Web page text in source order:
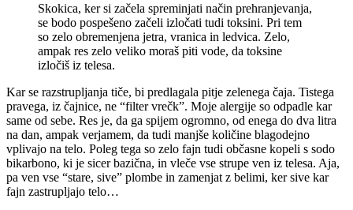
Skokica, ker si začela spreminjati način prehranjevanja,
se bodo pospešeno začeli izločati tudi toksini. Pri tem
so zelo obremenjena jetra, vranica in ledvica. Zelo,
ampak res zelo veliko moraš piti vode, da toksine
izločiš iz telesa.
Kar se razstrupljanja tiče, bi predlagala pitje zelenega čaja. Tistega
pravega, iz čajnice, ne “filter vrečk”. Moje alergije so odpadle kar
same od sebe. Res je, da ga spijem ogromno, od enega do dva litra
na dan, ampak verjamem, da tudi manjše količine blagodejno
vplivajo na telo. Poleg tega so zelo fajn tudi občasne kopeli s sodo
bikarbono, ki je sicer bazična, in vleče vse strupe ven iz telesa. Aja,
pa ven vse “stare, sive” plombe in zamenjat z belimi, ker sive kar
fajn zastrupljajo telo…